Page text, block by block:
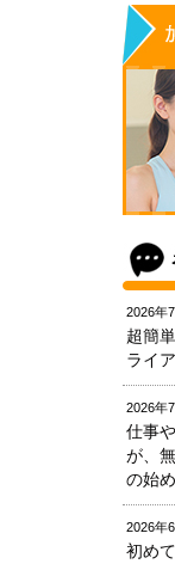
2026年
超簡
ライ
2026年
仕事
が、
の始
2026年
初め